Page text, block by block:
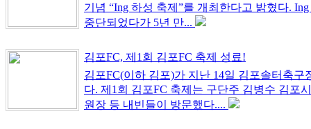
기념 “Ing 하성 축제”를 개최한다고 밝혔다.
중단되었다가 5년 만...
김포FC, 제1회 김포FC 축제 성료!
김포FC(이하 김포)가 지난 14일 김포솔터축구
다. 제1회 김포FC 축제는 구단주 김병수 김포
원장 등 내빈들이 방문했다....